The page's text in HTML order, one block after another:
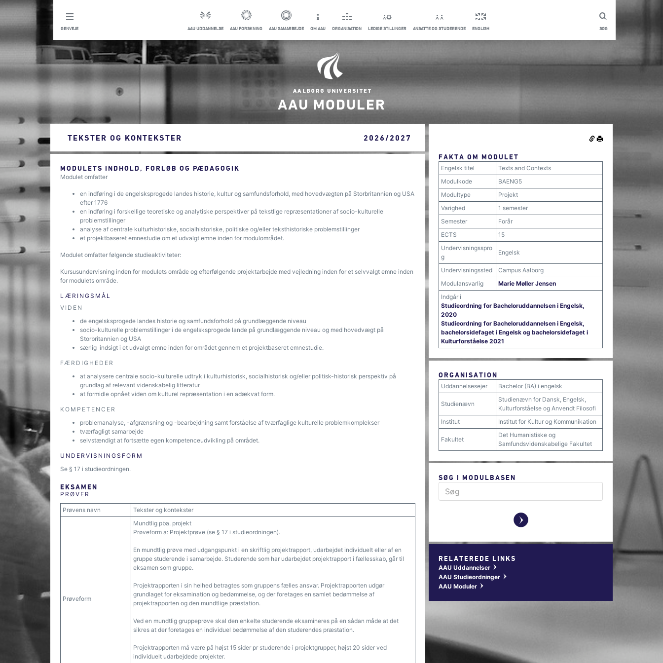
SØG
GENVEJE AAU UDDANNELSE AAU FORSKNING AAU SAMARBEJDE OM AAU ORGANISATION LEDIGE STILLINGER ANSATTE OG STUDERENDE ENGLISH
AAU MODULER
TEKSTER OG KONTEKSTER 2026/2027
MODULETS INDHOLD, FORLØB OG PÆDAGOGIK
Modulet omfatter
en indføring i de engelsksprogede landes historie, kultur og samfundsforhold, med hovedvægten på Storbritannien og USA
efter 1776
en indføring i forskellige teoretiske og analytiske perspektiver på tekstlige repræsentationer af socio-kulturelle
problemstillinger
analyse af centrale kulturhistoriske, socialhistoriske, politiske og/eller teksthistoriske problemstillinger
et projektbaseret emnestudie om et udvalgt emne inden for modulområdet.
Modulet omfatter følgende studieaktiviteter:
Kursusundervisning inden for modulets område og efterfølgende projektarbejde med vejledning inden for et selvvalgt emne inden
for modulets område.
LÆRINGSMÅL
VIDEN
de engelsksprogede landes historie og samfundsforhold på grundlæggende niveau
socio-kulturelle problemstillinger i de engelsksprogede lande på grundlæggende niveau og med hovedvægt på
Storbritannien og USA
særlig indsigt i et udvalgt emne inden for området gennem et projektbaseret emnestudie.
FÆRDIGHEDER
at analysere centrale socio-kulturelle udtryk i kulturhistorisk, socialhistorisk og/eller politisk-historisk perspektiv på
grundlag af relevant videnskabelig litteratur
at formidle opnået viden om kulturel repræsentation i en adækvat form.
KOMPETENCER
problemanalyse, -afgrænsning og -bearbejdning samt forståelse af tværfaglige kulturelle problemkomplekser
tværfagligt samarbejde
selvstændigt at fortsætte egen kompetenceudvikling på området.
UNDERVISNINGSFORM
Se § 17 i studieordningen.
EKSAMEN
PRØVER
Prøvens navn Tekster og kontekster
Prøveform
Mundtlig pba. projekt
Prøveform a: Projektprøve (se § 17 i studieordningen).
En mundtlig prøve med udgangspunkt i en skriftlig projektrapport, udarbejdet individuelt eller af en
gruppe studerende i samarbejde. Studerende som har udarbejdet projektrapport i fællesskab, går til
eksamen som gruppe.
Projektrapporten i sin helhed betragtes som gruppens fælles ansvar. Projektrapporten udgør
grundlaget for eksamination og bedømmelse, og der foretages en samlet bedømmelse af
projektrapporten og den mundtlige præstation.
Ved en mundtlig gruppeprøve skal den enkelte studerende eksamineres på en sådan måde at det
sikres at der foretages en individuel bedømmelse af den studerendes præstation.
Projektrapporten må være på højst 15 sider pr studerende i projektgrupper, højst 20 sider ved
individuelt udarbejdede projekter.
FAKTA OM MODULET
Engelsk titel
Texts and Contexts
Modulkode
BAENG5
Modultype
Projekt
Varighed
1 semester
Semester
Forår
ECTS
15
Undervisningsspro
g
Engelsk
Undervisningssted
Campus Aalborg
Modulansvarlig
Marie Møller Jensen
Indgår i
Studieordning for Bacheloruddannelsen i Engelsk,
2020
Studieordning for Bacheloruddannelsen i Engelsk,
bachelorsidefaget i Engelsk og bachelorsidefaget i
Kulturforståelse 2021
ORGANISATION
Uddannelsesejer Bachelor (BA) i engelsk
Studienævn
Studienævn for Dansk, Engelsk,
Kulturforståelse og Anvendt Filosofi
Institut
Institut for Kultur og Kommunikation
Fakultet
Det Humanistiske og
Samfundsvidenskabelige Fakultet
SØG I MODULBASEN
y
RELATEREDE LINKS
AAU Uddannelser w
AAU Studieordninger w
AAU Moduler w